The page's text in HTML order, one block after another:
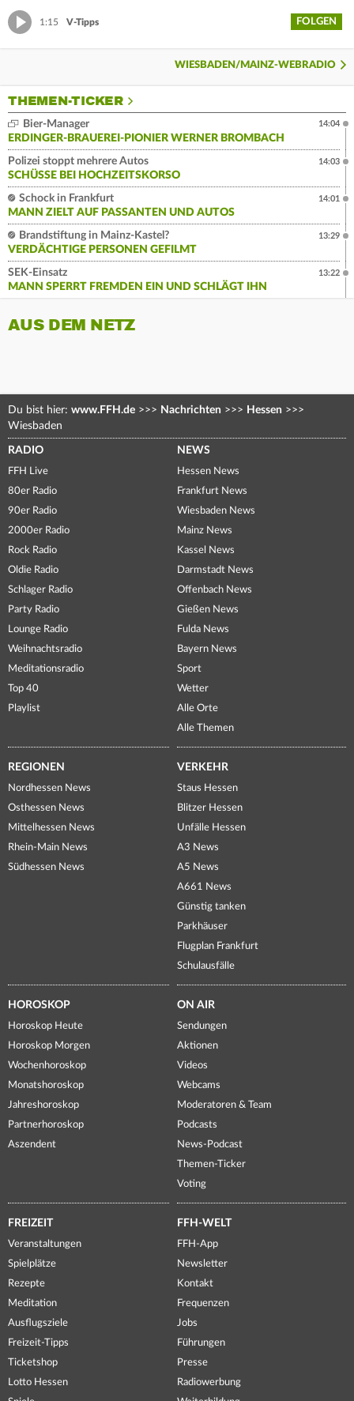
1:15 V-Tipps FOLGEN
WIESBADEN/MAINZ-WEBRADIO
THEMEN-TICKER
Bier-Manager
ERDINGER-BRAUEREI-PIONIER WERNER BROMBACH
14:04
Polizei stoppt mehrere Autos
SCHÜSSE BEI HOCHZEITSKORSO
14:03
Schock in Frankfurt
MANN ZIELT AUF PASSANTEN UND AUTOS
14:01
Brandstiftung in Mainz-Kastel?
VERDÄCHTIGE PERSONEN GEFILMT
13:29
SEK-Einsatz
MANN SPERRT FREMDEN EIN UND SCHLÄGT IHN
13:22
AUS DEM NETZ
Du bist hier: www.FFH.de >>> Nachrichten >>> Hessen >>>
Wiesbaden
RADIO
FFH Live
80er Radio
90er Radio
2000er Radio
Rock Radio
Oldie Radio
Schlager Radio
Party Radio
Lounge Radio
Weihnachtsradio
Meditationsradio
Top 40
Playlist
NEWS
Hessen News
Frankfurt News
Wiesbaden News
Mainz News
Kassel News
Darmstadt News
Offenbach News
Gießen News
Fulda News
Bayern News
Sport
Wetter
Alle Orte
Alle Themen
REGIONEN
Nordhessen News
Osthessen News
Mittelhessen News
Rhein-Main News
Südhessen News
VERKEHR
Staus Hessen
Blitzer Hessen
Unfälle Hessen
A3 News
A5 News
A661 News
Günstig tanken
Parkhäuser
Flugplan Frankfurt
Schulausfälle
HOROSKOP
Horoskop Heute
Horoskop Morgen
Wochenhoroskop
Monatshoroskop
Jahreshoroskop
Partnerhoroskop
Aszendent
ON AIR
Sendungen
Aktionen
Videos
Webcams
Moderatoren & Team
Podcasts
News-Podcast
Themen-Ticker
Voting
FREIZEIT
Veranstaltungen
Spielplätze
Rezepte
Meditation
Ausflugsziele
Freizeit-Tipps
Ticketshop
Lotto Hessen
FFH-WELT
FFH-App
Newsletter
Kontakt
Frequenzen
Jobs
Führungen
Presse
Radiowerbung